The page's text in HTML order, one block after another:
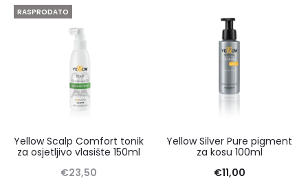
RASPRODATO
Yellow Scalp Comfort tonik
za osjetljivo vlasište 150ml
€23,50
Yellow Silver Pure pigment
za kosu 100ml
€11,00